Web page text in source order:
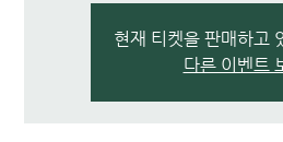
현재 티켓을 판매하고
다른 이벤트